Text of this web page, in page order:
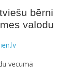
bērni
valodu
vecumā